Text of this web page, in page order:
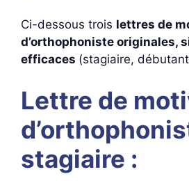
Ci-dessous trois lettres de
d’orthophoniste originales,
efficaces (stagiaire,
Lettre de
stagiaire :